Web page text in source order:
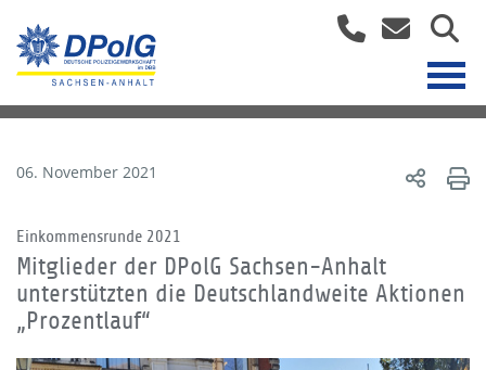
06. November 2021
Einkommensrunde 2021
Mitglieder der DPolG Sachsen-Anhalt
unterstützten die Deutschlandweite Aktionen
„Prozentlauf“